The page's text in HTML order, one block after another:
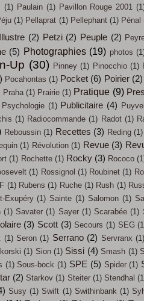
(1) Paulain (1) Pavillon Rouge 2001
(1) Pellaprat (1) Pellephant (1) Pénal
(2) Petzi (2) Peuple (2)
(5) Photographies (19) photos
Up (30) Pinney (1) Pinocchio (1)
Pocahontas (1) Pocket (6) Poirier (2)
Praha (1) Prairie (1) Pratique (9)
Psychologie (1) Publicitaire (4)
(1) Radiocommande (1) Radot (1)
Reboussin (1) Recettes (3) Reding (1)
(1) Révolution (1) Revue (3)
(1) Rochette (1) Rocky (3) Rococo
(1) Rossignol (1) Roubinet (1)
(1) Rubens (1) Ruche (1) Rush (1)
Exupéry (1) Sainte (1) Salomon (1)
(1) Savater (1) Sayer (1) Scarabée (1)
(3) Scott (3) Secours (1) SEG
(1) Seron (1) Serrano (2) Servranx (1)
(1) Sion (1) Sissi (4) Smash (1)
(1) Sous-bock (1) SPE (5) Spider (1)
(2) Starkov (1) Steiter (1) Stendhal
Susy (1) Swift (1) Swithinbank (1)